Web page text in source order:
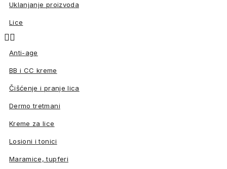
Uklanjanje proizvoda
Lice

Anti-age
BB i CC kreme
Čišćenje i pranje lica
Dermo tretmani
Kreme za lice
Losioni i tonici
Maramice, tupferi